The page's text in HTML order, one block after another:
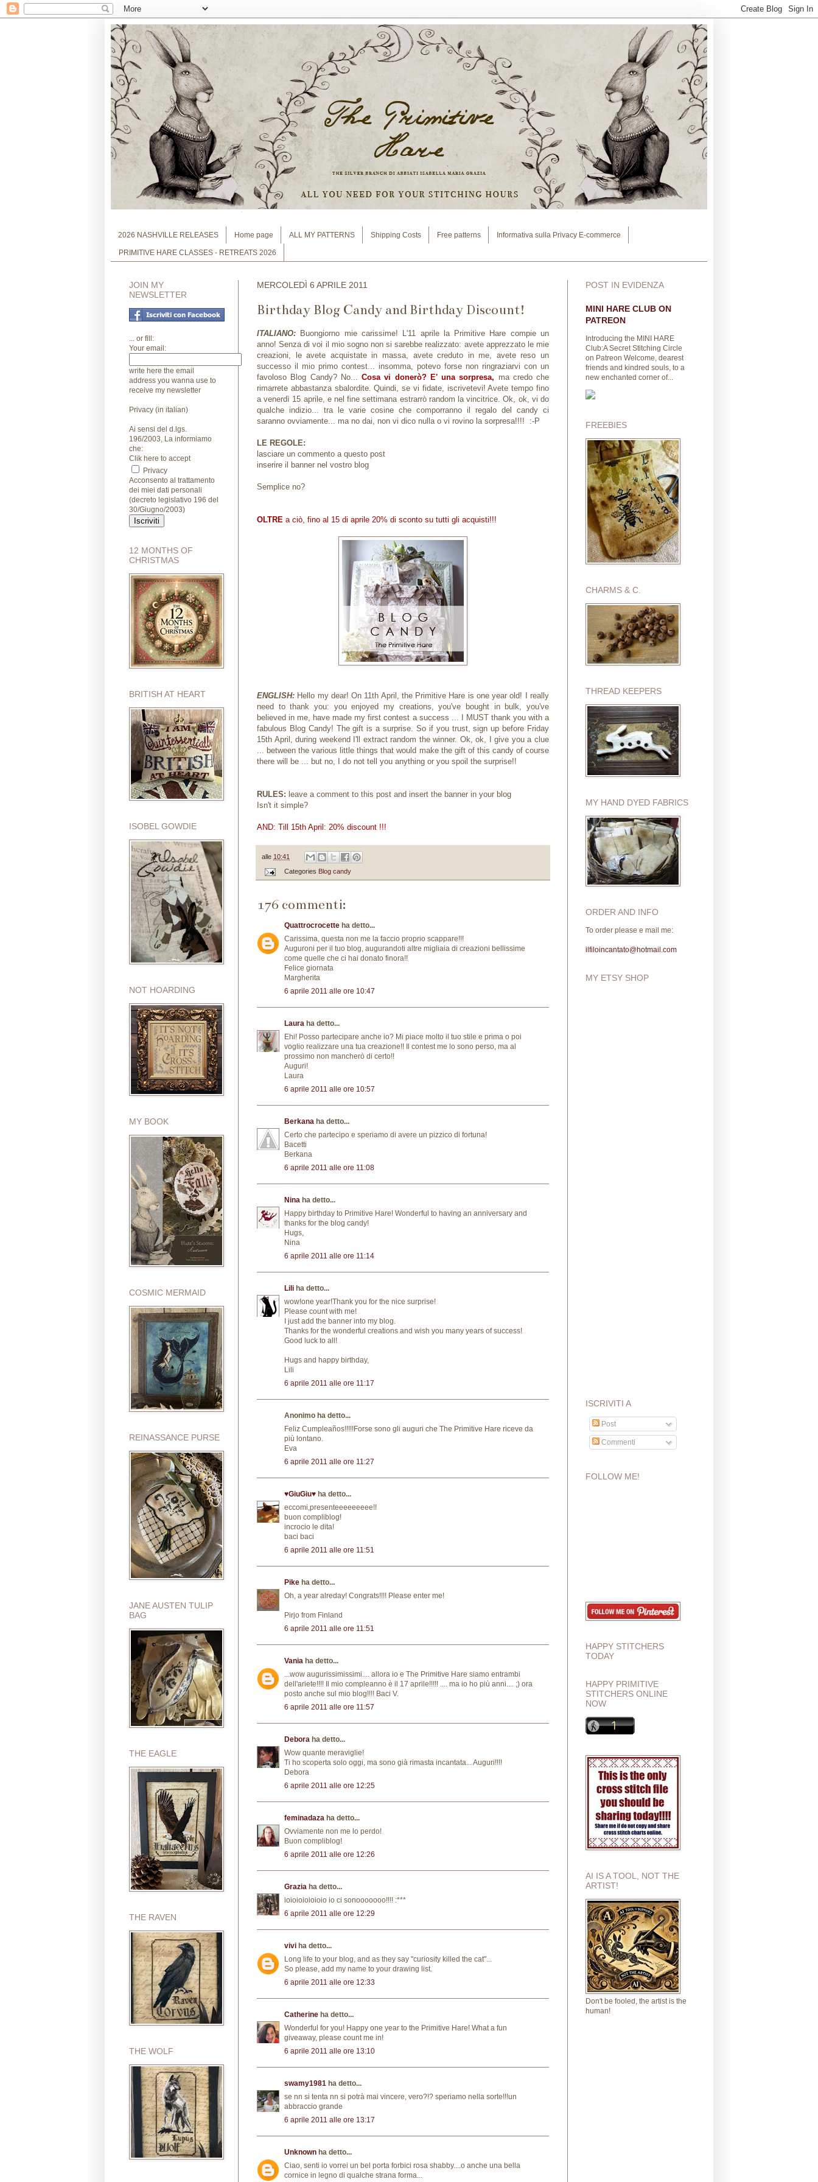
2026 NASHVILLE RELEASES Home page ALL MY PATTERNS Shipping Costs Free patterns Informativa sulla Privacy E-commerce
PRIMITIVE HARE CLASSES - RETREATS 2026
MERCOLEDÌ 6 APRILE 2011
Birthday Blog Candy and Birthday Discount!
ITALIANO: Buongiorno mie carissime! L'11 aprile la Primitive Hare compie un
anno! Senza di voi il mio sogno non si sarebbe realizzato: avete apprezzato le mie
creazioni, le avete acquistate in massa, avete creduto in me, avete reso un
successo il mio primo contest... insomma, potevo forse non ringraziarvi con un
favoloso Blog Candy? No... Cosa vi donerò? E' una sorpresa, ma credo che
rimarrete abbastanza sbalordite. Quindi, se vi fidate, iscrivetevi! Avete tempo fino
a venerdì 15 aprile, e nel fine settimana estrarrò random la vincitrice. Ok, ok, vi do
qualche indizio... tra le varie cosine che comporranno il regalo del candy ci
saranno ovviamente... ma no dai, non vi dico nulla o vi rovino la sorpresa!!!! :-P
LE REGOLE:
lasciare un commento a questo post
inserire il banner nel vostro blog
Semplice no?
OLTRE a ciò, fino al 15 di aprile 20% di sconto su tutti gli acquisti!!!
ENGLISH: Hello my dear! On 11th April, the Primitive Hare is one year old! I really
need to thank you: you enjoyed my creations, you've bought in bulk, you've
believed in me, have made ​​my first contest a success ... I MUST thank you with a
fabulous Blog Candy! The gift is a surprise. So if you trust, sign up before Friday
15th April, during weekend I'll extract random the winner. Ok, ok, I give you a clue
... between the various little things that would make the gift of this candy of course
there will be ... but no, I do not tell you anything or you spoil the surprise!!
RULES: leave a comment to this post and insert the banner in your blog
Isn't it simple?
AND: Till 15th April: 20% discount !!!
alle 10:41
Categories Blog candy
176 commenti:
Quattrocrocette ha detto...
Carissima, questa non me la faccio proprio scappare!!!
Auguroni per il tuo blog, augurandoti altre migliaia di creazioni bellissime
come quelle che ci hai donato finora!!
Felice giornata
Margherita
6 aprile 2011 alle ore 10:47
Laura ha detto...
Ehi! Posso partecipare anche io? Mi piace molto il tuo stile e prima o poi
voglio realizzare una tua creazione!! Il contest me lo sono perso, ma al
prossimo non mancherò di certo!!
Auguri!
Laura
6 aprile 2011 alle ore 10:57
Berkana ha detto...
Certo che partecipo e speriamo di avere un pizzico di fortuna!
Bacetti
Berkana
6 aprile 2011 alle ore 11:08
Nina ha detto...
Happy birthday to Primitive Hare! Wonderful to having an anniversary and
thanks for the blog candy!
Hugs,
Nina
6 aprile 2011 alle ore 11:14
Lili ha detto...
wow!one year!Thank you for the nice surprise!
Please count with me!
I just add the banner into my blog.
Thanks for the wonderful creations and wish you many years of success!
Good luck to all!
Hugs and happy birthday,
Lili
6 aprile 2011 alle ore 11:17
Anonimo ha detto...
Feliz Cumpleaños!!!!!Forse sono gli auguri che The Primitive Hare riceve da
più lontano.
Eva
6 aprile 2011 alle ore 11:27
♥GiuGiu♥ ha detto...
eccomi,presenteeeeeeeee!!
buon compliblog!
incrocio le dita!
baci baci
6 aprile 2011 alle ore 11:51
Pike ha detto...
Oh, a year alreday! Congrats!!!! Please enter me!
Pirjo from Finland
6 aprile 2011 alle ore 11:51
Vania ha detto...
...wow augurissimissimi.... allora io e The Primitive Hare siamo entrambi
dell'ariete!!!! Il mio compleanno è il 17 aprile!!!!! .... ma io ho più anni.... ;) ora
posto anche sul mio blog!!!! Baci V.
6 aprile 2011 alle ore 11:57
Debora ha detto...
Wow quante meraviglie!
Ti ho scoperta solo oggi, ma sono già rimasta incantata... Auguri!!!!
Debora
6 aprile 2011 alle ore 12:25
feminadaza ha detto...
Ovviamente non me lo perdo!
Buon compliblog!
6 aprile 2011 alle ore 12:26
Grazia ha detto...
ioioioioioioio io ci sonooooooo!!!! :***
6 aprile 2011 alle ore 12:29
vivi ha detto...
Long life to your blog, and as they say "curiosity killed the cat"...
So please, add my name to your drawing list.
6 aprile 2011 alle ore 12:33
Catherine ha detto...
Wonderful for you! Happy one year to the Primitive Hare! What a fun
giveaway, please count me in!
6 aprile 2011 alle ore 13:10
swamy1981 ha detto...
se nn si tenta nn si potrà mai vincere, vero?!? speriamo nella sorte!!!un
abbraccio grande
6 aprile 2011 alle ore 13:17
Unknown ha detto...
Ciao, senti io vorrei un bel porta forbici rosa shabby....o anche una bella
cornice in legno di qualche strana forma...
JOIN MY
NEWSLETTER
... or fill:
Your email:
write here the email
address you wanna use to
receive my newsletter
Privacy (in italian)
Ai sensi del d.lgs.
196/2003, La informiamo
che:
Clik here to accept
Privacy
Acconsento al trattamento
dei miei dati personali
(decreto legislativo 196 del
30/Giugno/2003)
12 MONTHS OF
CHRISTMAS
BRITISH AT HEART
ISOBEL GOWDIE
NOT HOARDING
MY BOOK
COSMIC MERMAID
REINASSANCE PURSE
JANE AUSTEN TULIP
BAG
THE EAGLE
THE RAVEN
THE WOLF
POST IN EVIDENZA
MINI HARE CLUB ON
PATREON
Introducing the MINI HARE
Club:A Secret Stitching Circle
on Patreon Welcome, dearest
friends and kindred souls, to a
new enchanted corner of...
FREEBIES
CHARMS & C.
THREAD KEEPERS
MY HAND DYED FABRICS
ORDER AND INFO
To order please e mail me:
ilfiloincantato@hotmail.com
MY ETSY SHOP
ISCRIVITI A
Post
Commenti
FOLLOW ME!
HAPPY STITCHERS
TODAY
HAPPY PRIMITIVE
STITCHERS ONLINE
NOW
AI IS A TOOL, NOT THE
ARTIST!
Don't be fooled, the artist is the
human!